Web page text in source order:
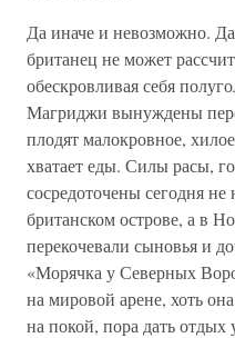
Да иначе и невозможно.
британец не может
обескровливая себя
Магриджи вынуждены
плодят малокровное,
хватает еды. Силы расы,
сосредоточены сегодня
британском острове, а в
перекочевали сыновья и
«Морячка у Северных
на мировой арене, хоть
на покой, пора дать отдых